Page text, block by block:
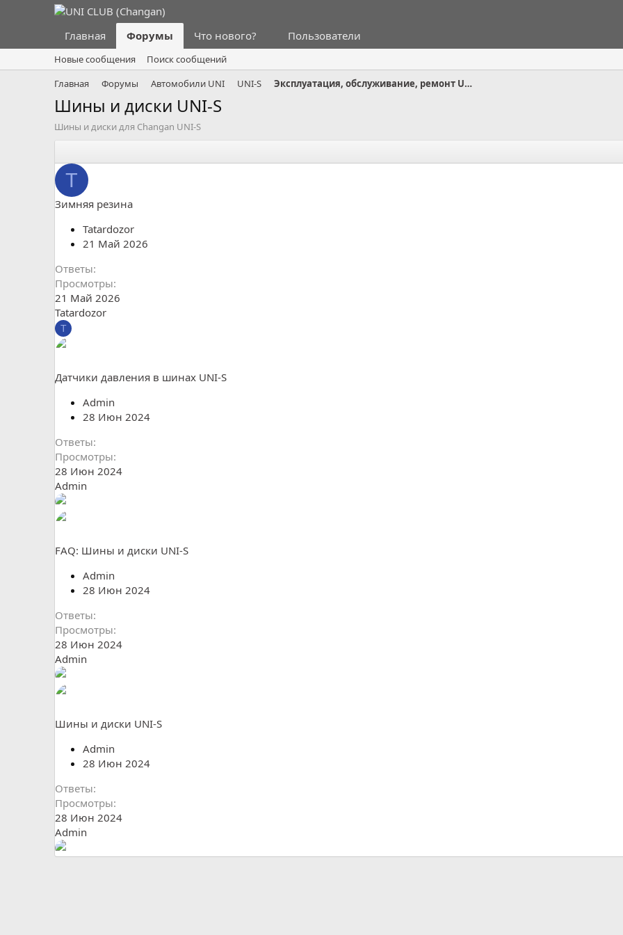
Главная Форумы Что нового? Пользователи
Новые сообщения
Поиск сообщений
Главная
Форумы Автомобили UNI UNI-S Эксплуатация, обслуживание, ремонт UNI-S
Шины и диски UNI-S
Шины и диски для Changan UNI-S
T
Зимняя резина
Tatardozor
21 Май 2026
Ответы
Просмотры
21 Май 2026
Tatardozor
T
Датчики давления в шинах UNI-S
Admin
28 Июн 2024
Ответы
Просмотры
28 Июн 2024
Admin
FAQ: Шины и диски UNI-S
Admin
28 Июн 2024
Ответы
Просмотры
28 Июн 2024
Admin
Шины и диски UNI-S
Admin
28 Июн 2024
Ответы
Просмотры
28 Июн 2024
Admin